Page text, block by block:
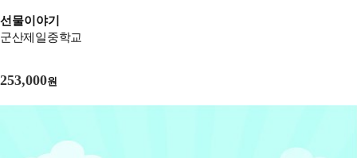
선물이야기
군산제일중학교
253,000원